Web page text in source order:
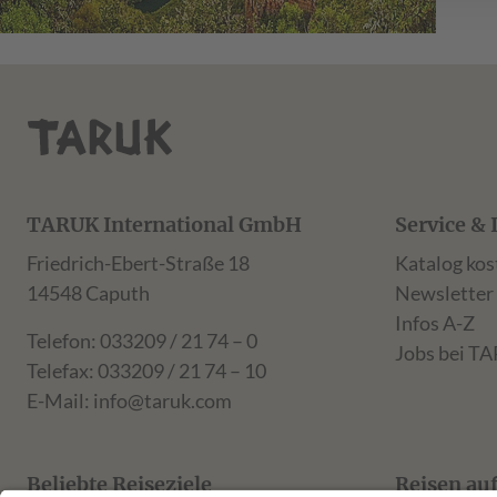
TARUK International GmbH
Friedrich-Ebert-Straße 18
14548 Caputh
Telefon: 033209 / 21 74 – 0
Telefax: 033209 / 21 74 – 10
E-Mail: info@taruk.com
Service &
Katalog
Newsletter
Infos A-Z
Jobs bei
Beliebte Reiseziele Reisen